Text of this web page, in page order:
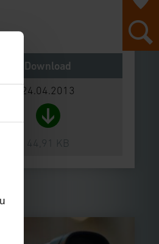
Download
24.04.2013
44,91 KB